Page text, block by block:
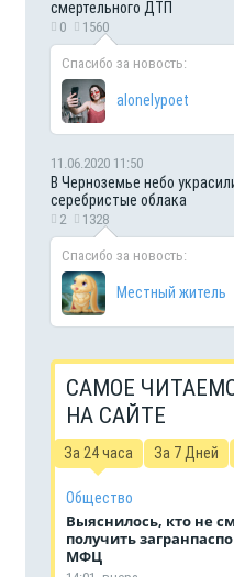
смертельного ДТП
0 1560
Спасибо за новость:
alonelypoet
11.06.2020 11:50
В Черноземье небо
серебристые облака
2 1328
Спасибо за новость:
Местный житель
САМОЕ
НА САЙТЕ
За 24 часа За 7 Дней
Общество
Выяснилось, кто не
получить
МФЦ